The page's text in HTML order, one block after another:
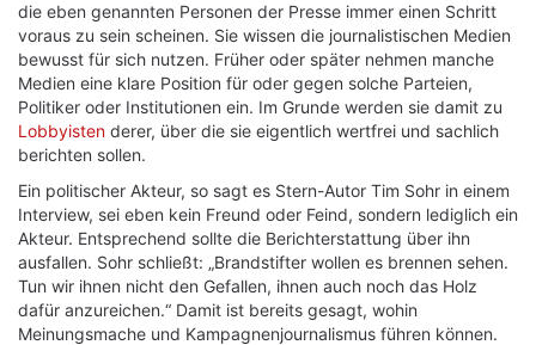
die eben genannten Personen der Presse immer einen Schritt
voraus zu sein scheinen. Sie wissen die journalistischen Medien
bewusst für sich nutzen. Früher oder später nehmen manche
Medien eine klare Position für oder gegen solche Parteien,
Politiker oder Institutionen ein. Im Grunde werden sie damit zu
Lobbyisten derer, über die sie eigentlich wertfrei und sachlich
berichten sollen.
Ein politischer Akteur, so sagt es Stern-Autor Tim Sohr in einem
Interview, sei eben kein Freund oder Feind, sondern lediglich ein
Akteur. Entsprechend sollte die Berichterstattung über ihn
ausfallen. Sohr schließt: „Brandstifter wollen es brennen sehen.
Tun wir ihnen nicht den Gefallen, ihnen auch noch das Holz
dafür anzureichen.“ Damit ist bereits gesagt, wohin
Meinungsmache und Kampagnenjournalismus führen können.